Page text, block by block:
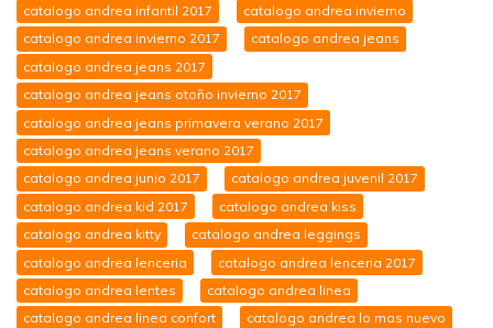
catalogo andrea infantil 2017
catalogo andrea invierno
catalogo andrea invierno 2017
catalogo andrea jeans
catalogo andrea jeans 2017
catalogo andrea jeans otoño invierno 2017
catalogo andrea jeans primavera verano 2017
catalogo andrea jeans verano 2017
catalogo andrea junio 2017
catalogo andrea juvenil 2017
catalogo andrea kid 2017
catalogo andrea kiss
catalogo andrea kitty
catalogo andrea leggings
catalogo andrea lenceria
catalogo andrea lenceria 2017
catalogo andrea lentes
catalogo andrea linea
catalogo andrea linea confort
catalogo andrea lo mas nuevo